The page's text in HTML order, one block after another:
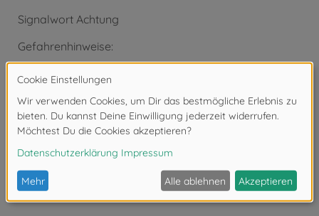
Signalwort Achtung
Gefahrenhinweise:
- H226 Flüssigkeit und Dampf entzündbar.
- H319 Verursacht schwere Augenreizung.
- H332 Gesundheitsschädlich bei Einatmen.
- H336 Kann Schläfrigkeit und Benommenheit
verursachen.
Tamiya XF-Acrylfarbe
XF-77 IJN Grau Sasebo Ars.matt
Inhalt: 10 ml